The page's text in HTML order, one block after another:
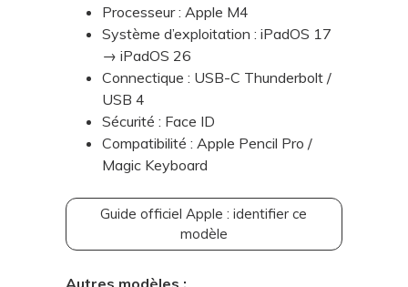
Processeur : Apple M4
Système d’exploitation : iPadOS 17
→ iPadOS 26
Connectique : USB-C Thunderbolt /
USB 4
Sécurité : Face ID
Compatibilité : Apple Pencil Pro /
Magic Keyboard
Guide officiel Apple : identifier ce
modèle
Autres modèles :